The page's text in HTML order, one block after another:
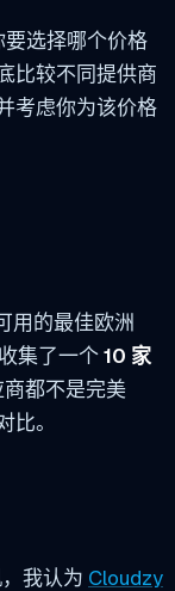
选择哪个价格
比较不同提供商
考虑你为该价格
用的最佳欧洲
集了一个10 家
都不是完美
。
我认为 Cloudzy